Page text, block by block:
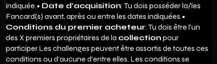
indiquée.• Date d'acquisition: Tu dois posséder la/les
Fancard(s) avant, après ou entre les dates indiquées.•
Conditions du premier acheteur: Tu dois être l'un
des X premiers propriétaires de la collectionpour
participer.Les challenges peuvent être assortis de toutes ces
conditions ou d'aucune d'entre elles. Les conditions se